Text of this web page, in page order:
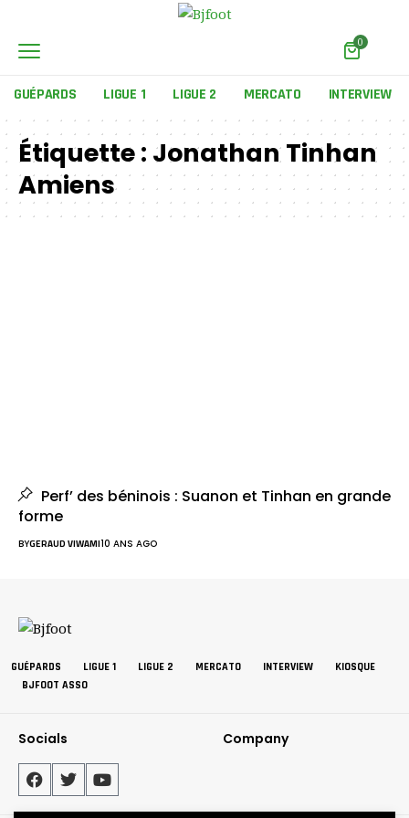
0
GUÉPARDS LIGUE 1 LIGUE 2 MERCATO INTERVIEW
Étiquette : Jonathan Tinhan
Amiens
Perf’ des béninois : Suanon et Tinhan en grande
forme
BYGERAUD VIWAMI10 ANS AGO
GUÉPARDS LIGUE 1 LIGUE 2 MERCATO INTERVIEW
KIOSQUE
BJFOOT ASSO
Socials Company